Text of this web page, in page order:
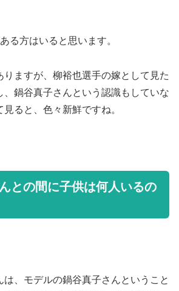
る方はいると思います。
りますが、柳裕也選手の嫁として見た
、鍋谷真子さんという認識もしていな
ると、色々新鮮ですね。
との間に子供は何人いるの
、モデルの鍋谷真子さんということ